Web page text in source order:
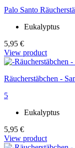
Palo Santo
Eukalyptus
5,95 €
View product
Räucherstäbchen -
5
Eukalyptus
5,95 €
View product